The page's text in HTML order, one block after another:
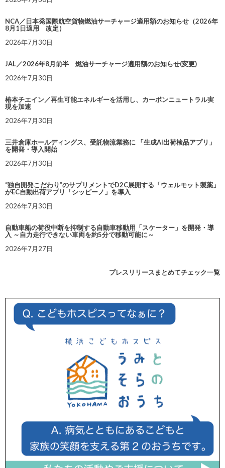
NCA／日本発国際航空貨物燃油サーチャージ適用額のお知らせ（2026年
8月1日適用 改定）
2026年7月30日
JAL／2026年8月前半 燃油サーチャージ適用額のお知らせ(変更)
2026年7月30日
椿本チエイン／再生可能エネルギーを活用し、カーボンニュートラル実
現を加速
2026年7月30日
三井倉庫ホールディングス、受託物流業務に 「生成AI出荷検品アプリ」
を開発・導入開始
2026年7月30日
“独自開発こだわり”のサプリメントでD2C展開する「ウェルモット製薬」
がEC自動出荷アプリ「シッピーノ」を導入
2026年7月30日
自動車船の荷役中断を抑制する自動車移動用「スケーター」を開発・導
入 ～自力走行できない車両を約5分で移動可能に～
2026年7月27日
プレスリリースまとめてチェック一覧